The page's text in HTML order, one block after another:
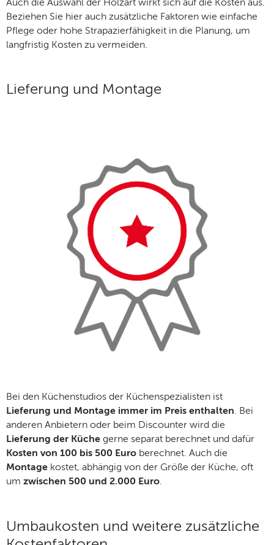
Auch die Auswahl der Holzart wirkt sich auf die Kosten aus.
Beziehen Sie hier auch zusätzliche Faktoren wie einfache
Pflege oder hohe Strapazierfähigkeit in die Planung, um
langfristig Kosten zu vermeiden.
Lieferung und Montage
Bei den Küchenstudios der Küchenspezialisten ist
Lieferung und Montage immer im Preis enthalten. Bei
anderen Anbietern oder beim Discounter wird die
Lieferung der Küche gerne separat berechnet und dafür
Kosten von 100 bis 500 Euro berechnet. Auch die
Montage kostet, abhängig von der Größe der Küche, oft
um zwischen 500 und 2.000 Euro.
Umbaukosten und weitere zusätzliche